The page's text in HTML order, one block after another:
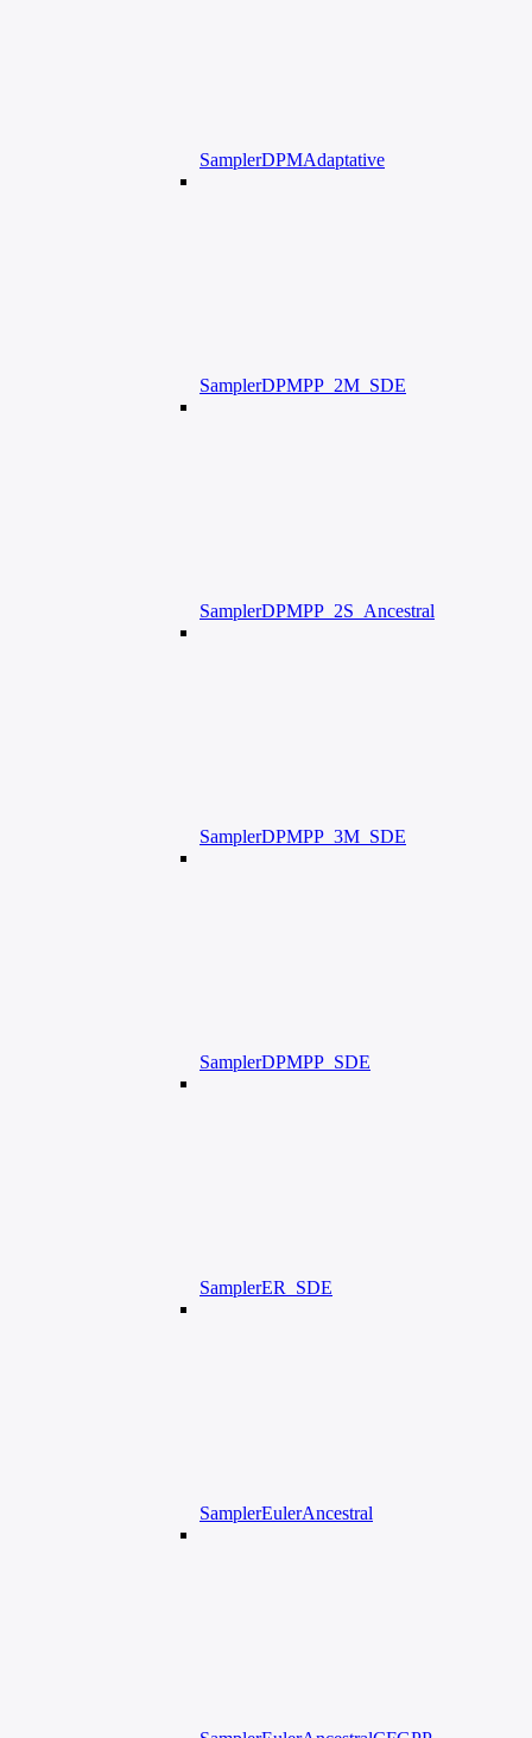
SamplerDPMAdaptative
SamplerDPMPP_2M_SDE
SamplerDPMPP_2S_Ancestral
SamplerDPMPP_3M_SDE
SamplerDPMPP_SDE
SamplerER_SDE
SamplerEulerAncestral